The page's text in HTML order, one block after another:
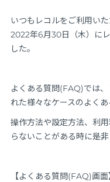
いつもレコルをご利用い
2022年6月30日（木）に
した。
よくある質問(FAQ)では
れた様々なケースのよくあ
操作方法や設定方法、利
らないことがある時に是非
【よくある質問(FAQ)画面